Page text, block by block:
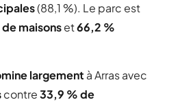
(88,1 %). Le parc est
maisonset66,2 %
largement à Arras avec
contre33,9 % de